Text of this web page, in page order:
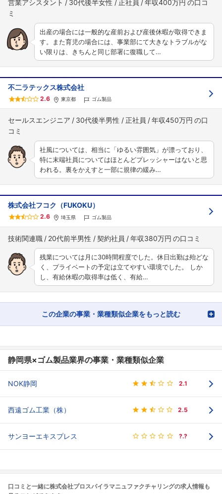
フォローしました
こちらの企業もフォローしませんか？
営業アシスタント 30代後半女性 正社員 年収400万円
出産の場合には一般的な産前および産後休暇が取得できま
す。また育児の場合には、事業部にて大きなトラブルがな
い限りは、きちんと同じ部署に復職して…
不二ラテックス株式会社
2.6 東京都 ゴム製品
セールスエンジニア 30代後半男性 正社員 年収450万円
社風については、相当に「ゆるい雰囲気」が漂っており、
特に末端社員についてはほとんどプレッシャーはないと思
われる。裏をかえすと一部に規律の緩み…
株式会社フコク（FUKOKU）
2.6 埼玉県 ゴム製品
技術関連職 20代前半男性 契約社員 年収380万円
残業については月に30時間程度でした。休日出勤は殆どな
く、プライベートの予定は立てやすい環境でした。 しか
し、有給休暇の取得率は低く、有給…
この企業の事業・業種類似企業をもっと読む
静岡県×ゴム製品業界の事業・業種類似企業
NOK静岡 2.1
西遠ゴム工業（株） 2.5
サンヨーエキスプレス ?.?
口コミと一緒に株式会社プロスパイラマニュファクチャリングの求人情報も